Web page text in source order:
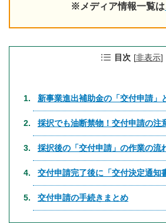
※メディア情報一覧は
目次 [非表示]
新事業進出補助金の「交付申請」
採択でも油断禁物！交付申請の注
採択後の「交付申請」の作業の流
交付申請完了後に「交付決定通知
交付申請の手続きまとめ